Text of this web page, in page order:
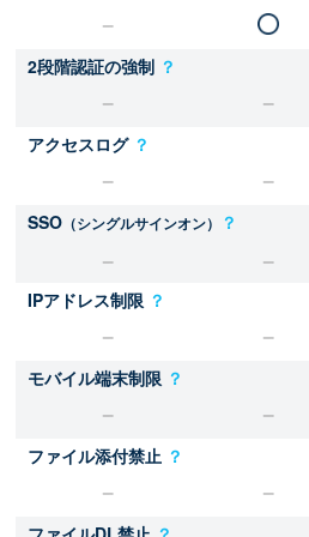
2段階認証の強制 ？
アクセスログ ？
SSO （シングルサインオン） ？
IPアドレス制限 ？
モバイル端末制限 ？
ファイル添付禁止 ？